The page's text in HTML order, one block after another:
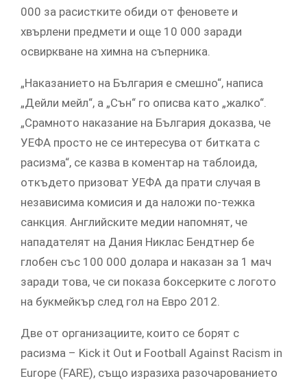
000 за расистките обиди от феновете и
хвърлени предмети и още 10 000 заради
освиркване на химна на съперника.
„Наказанието на България е смешно“, написа
„Дейли мейл“, а „Сън“ го описва като „жалко“.
„Срамното наказание на България доказва, че
УЕФА просто не се интересува от битката с
расизма“, се казва в коментар на таблоида,
откъдето призоват УЕФА да прати случая в
независима комисия и да наложи по-тежка
санкция. Английските медии напомнят, че
нападателят на Дания Никлас Бендтнер бе
глобен със 100 000 долара и наказан за 1 мач
заради това, че си показа боксерките с логото
на букмейкър след гол на Евро 2012.
Две от организациите, които се борят с
расизма – Kick it Out и Football Against Racism in
Europe (FARE), също изразиха разочарованието